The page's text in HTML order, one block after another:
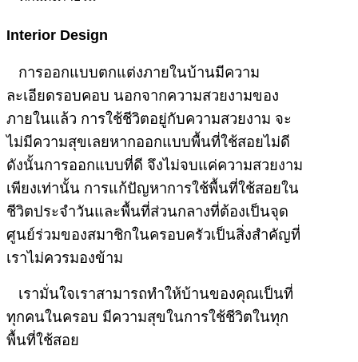
Interior Design
การออกแบบตกแต่งภายในบ้านมีความ
ละเอียดรอบคอบ นอกจากความสวยงามของ
ภายในแล้ว การใช้ชีวิตอยู่กับความสวยงาม จะ
ไม่มีความสุขเลยหากออกแบบพื้นที่ใช้สอยไม่ดี
ดังนั้นการออกแบบที่ดี จึงไม่จบแค่ความสวยงาม
เพียงเท่านั้น การแก้ปัญหาการใช้พื้นที่ใช้สอยใน
ชีวิตประจำวันและพื้นที่ส่วนกลางที่ต้องเป็นจุด
ศูนย์ร่วมของสมาชิกในครอบครัวเป็นสิ่งสำคัญที่
เราไม่ควรมองข้าม
เรามั่นใจเราสามารถทำให้บ้านของคุณเป็นที่
ทุกคนในครอบ มีความสุขในการใช้ชีวิตในทุก
พื้นที่ใช้สอย